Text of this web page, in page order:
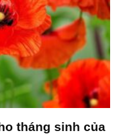
tháng sinh của